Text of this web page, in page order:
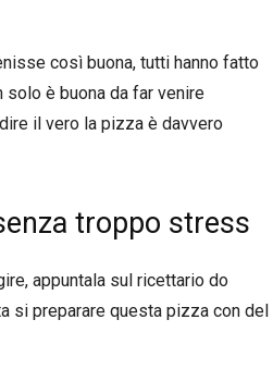
così buona, tutti hanno fatto
è buona da far venire
il vero la pizza è davvero
troppo stress
appuntala sul ricettario do
si preparare questa pizza con del